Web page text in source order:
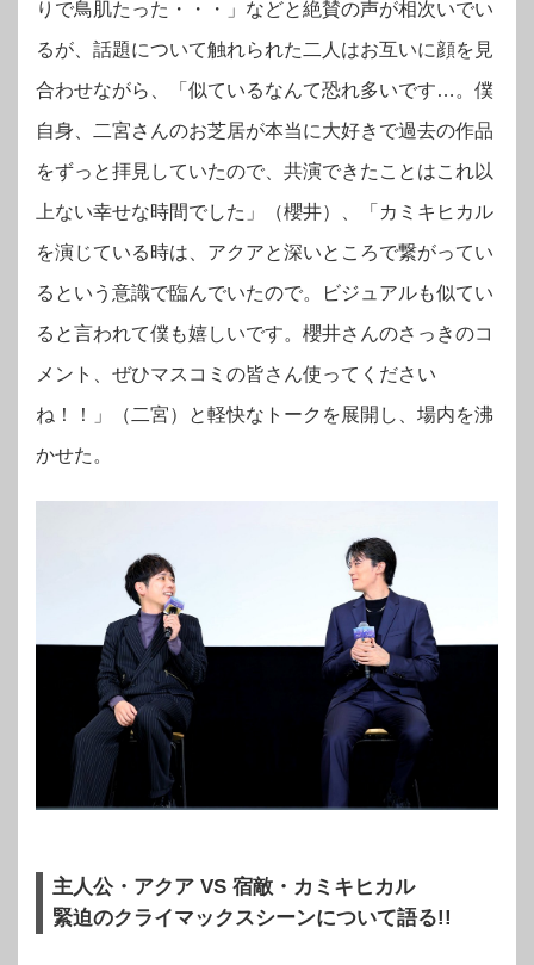
りで鳥肌たった・・・」などと絶賛の声が相次いでい
るが、話題について触れられた二人はお互いに顔を見
合わせながら、「似ているなんて恐れ多いです…。僕
自身、二宮さんのお芝居が本当に大好きで過去の作品
をずっと拝見していたので、共演できたことはこれ以
上ない幸せな時間でした」（櫻井）、「カミキヒカル
を演じている時は、アクアと深いところで繋がってい
るという意識で臨んでいたので。ビジュアルも似てい
ると言われて僕も嬉しいです。櫻井さんのさっきのコ
メント、ぜひマスコミの皆さん使ってください
ね！！」（二宮）と軽快なトークを展開し、場内を沸
かせた。
主人公・アクア VS 宿敵・カミキヒカル
緊迫のクライマックスシーンについて語る!!